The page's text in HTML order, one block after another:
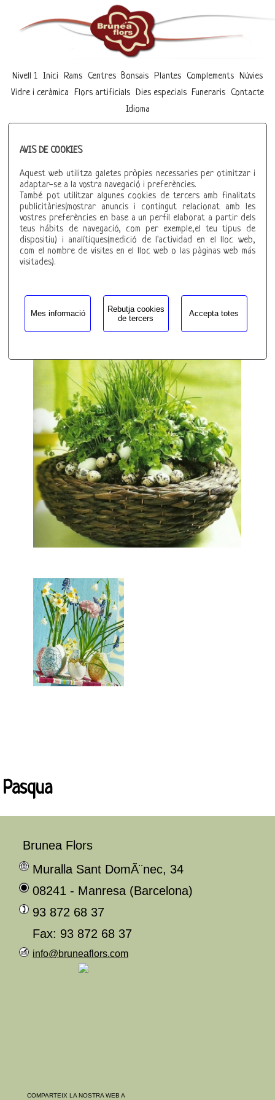
AVIS DE COOKIES
Aquest web utilitza galetes pròpies necessaries per otimitzar i
adaptar-se a la vostra navegació i preferències.
També pot utilitzar algunes cookies de tercers amb finalitats
publicitàries(mostrar anuncis i contingut relacionat amb les
vostres preferències en base a un perfil elaborat a partir dels
teus hábits de navegació, com per exemple,el teu tipus de
dispositiu) i analítiques(medició de l'actividad en el lloc web,
com el nombre de visites en el lloc web o las pàginas web más
visitades).
Mes informació
Rebutja cookies
de tercers
Accepta totes
Nivell 1 Inici Rams Centres Bonsais Plantes Complements Núvies
Vidre i ceràmica Flors artificials Dies especials Funeraris Contacte
Idioma
Pasqua
Brunea Flors
Muralla Sant DomÃ¨nec, 34
08241 - Manresa (Barcelona)
93 872 68 37
Fax: 93 872 68 37
info@bruneaflors.com
COMPARTEIX LA NOSTRA WEB A